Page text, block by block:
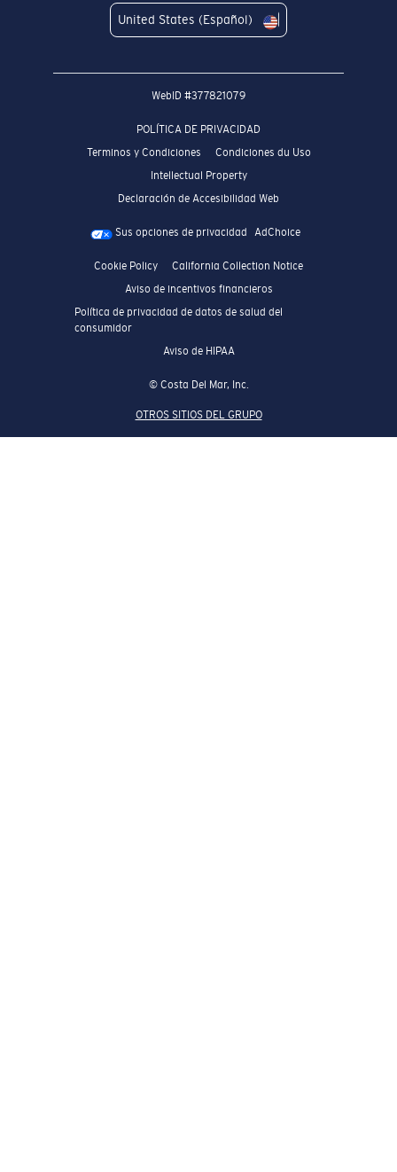
United States (Español)
WebID #377821079
POLÍTICA DE PRIVACIDAD
Terminos y Condiciones
Condiciones du Uso
Intellectual Property
Declaración de Accesibilidad Web
Sus opciones de privacidad AdChoice
Cookie Policy
California Collection Notice
Aviso de incentivos financieros
Política de privacidad de datos de salud del
consumidor
Aviso de HIPAA
© Costa Del Mar, Inc.
OTROS SITIOS DEL GRUPO